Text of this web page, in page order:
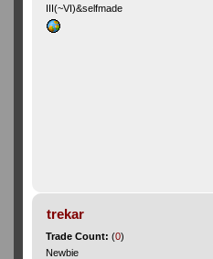
III(~VI)&selfmade
trekar
Trade Count:(0)
Newbie